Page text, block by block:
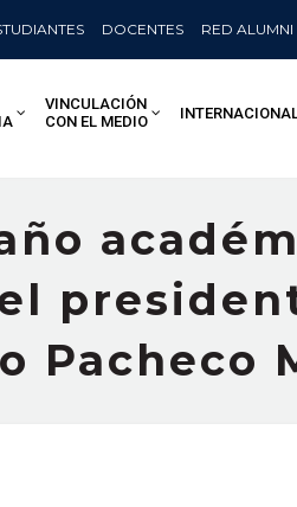
DOCENTES RED ALUMNI
VINCULACIÓN
CON EL MEDIO
Pacheco